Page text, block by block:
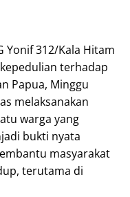
Yonif 312/Kala Hitam
terhadap
Papua, Minggu
melaksanakan
warga yang
bukti nyata
masyarakat
terutama di